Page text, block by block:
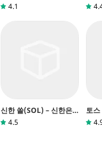
4.1
신한 쏠(SOL) – 신한은
행 스마트폰뱅킹
4.5
토스